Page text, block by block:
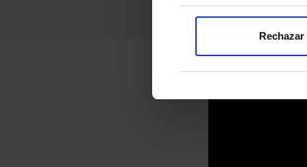
Rechazar
RC CELTA
12-septiembre-2025